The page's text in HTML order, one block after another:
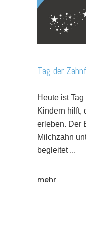
Tag der
Heute ist
Kindern hilft,
erleben. Der
Milchzahn
begleitet
mehr